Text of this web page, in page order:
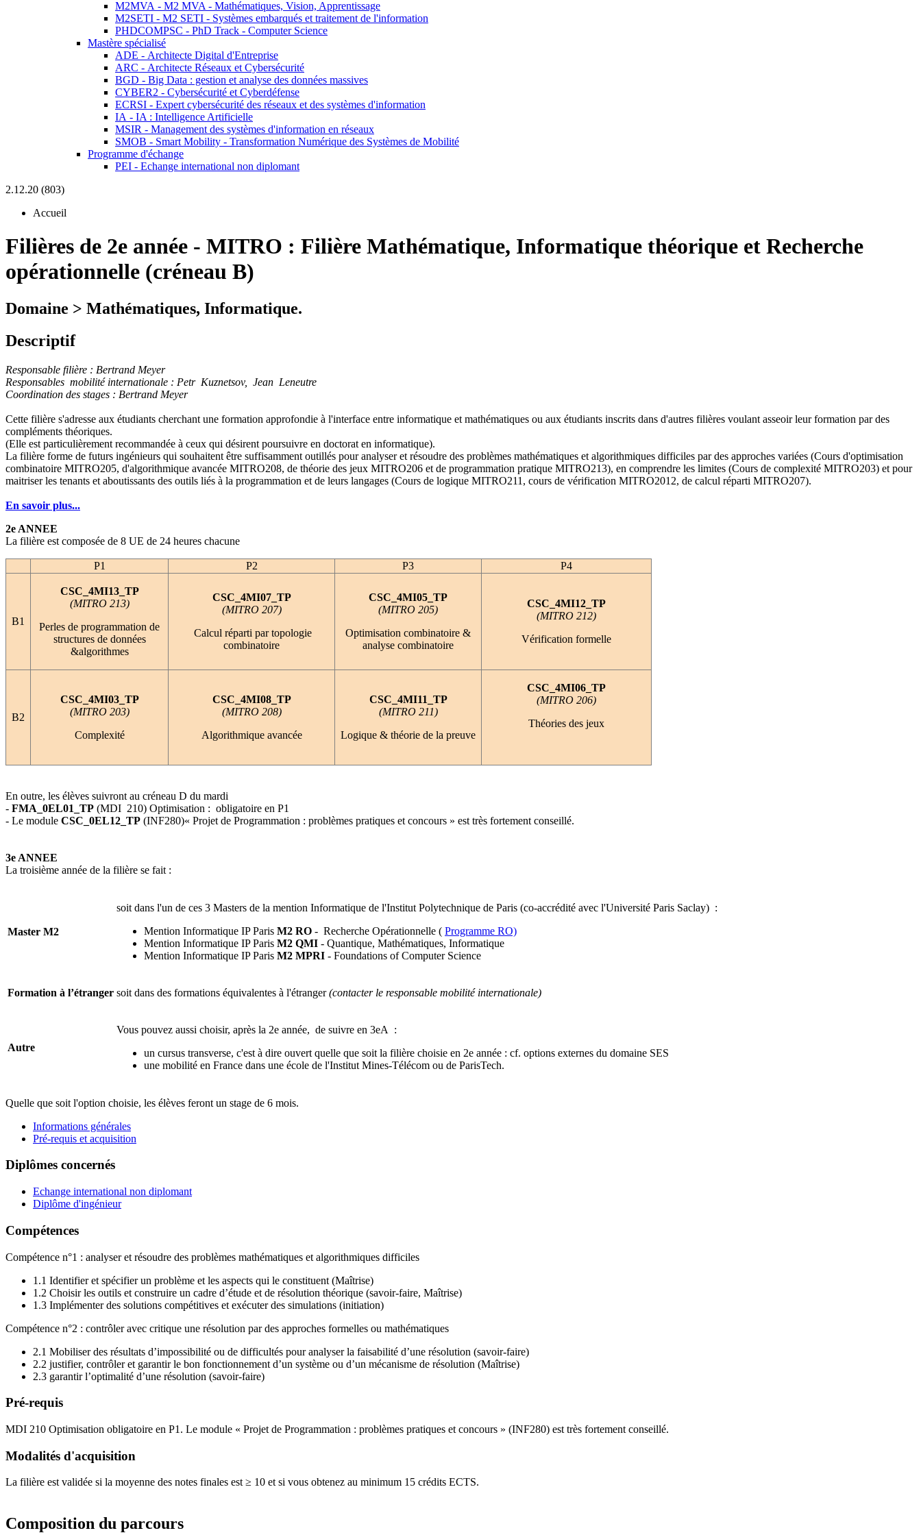
M2MVA - M2 MVA - Mathématiques, Vision, Apprentissage
M2SETI - M2 SETI - Systèmes embarqués et traitement de l'information
PHDCOMPSC - PhD Track - Computer Science
Mastère spécialisé
ADE - Architecte Digital d'Entreprise
ARC - Architecte Réseaux et Cybersécurité
BGD - Big Data : gestion et analyse des données massives
CYBER2 - Cybersécurité et Cyberdéfense
ECRSI - Expert cybersécurité des réseaux et des systèmes d'information
IA - IA : Intelligence Artificielle
MSIR - Management des systèmes d'information en réseaux
SMOB - Smart Mobility - Transformation Numérique des Systèmes de Mobilité
Programme d'échange
PEI - Echange international non diplomant
2.12.20 (803)
Accueil
Filières de 2e année - MITRO : Filière Mathématique, Informatique théorique et Recherche
opérationnelle (créneau B)
Domaine > Mathématiques, Informatique.
Descriptif
Responsable filière : Bertrand Meyer
Responsables mobilité internationale : Petr Kuznetsov, Jean Leneutre
Coordination des stages : Bertrand Meyer
Cette filière s'adresse aux étudiants cherchant une formation approfondie à l'interface entre informatique et mathématiques ou aux étudiants inscrits dans d'autres filières voulant asseoir leur formation par des
compléments théoriques.
(Elle est particulièrement recommandée à ceux qui désirent poursuivre en doctorat en informatique).
La filière forme de futurs ingénieurs qui souhaitent être suffisamment outillés pour analyser et résoudre des problèmes mathématiques et algorithmiques difficiles par des approches variées (Cours d'optimisation
combinatoire MITRO205, d'algorithmique avancée MITRO208, de théorie des jeux MITRO206 et de programmation pratique MITRO213), en comprendre les limites (Cours de complexité MITRO203) et pour
maitriser les tenants et aboutissants des outils liés à la programmation et de leurs langages (Cours de logique MITRO211, cours de vérification MITRO2012, de calcul réparti MITRO207).
En savoir plus...
2e ANNEE
La filière est composée de 8 UE de 24 heures chacune
P1 P2 P3 P4
B1
CSC_4MI13_TP
(MITRO 213)
Perles de programmation de
structures de données
&algorithmes
CSC_4MI07_TP
(MITRO 207)
Calcul réparti par topologie
combinatoire
CSC_4MI05_TP
(MITRO 205)
Optimisation combinatoire &
analyse combinatoire
CSC_4MI12_TP
(MITRO 212)
Vérification formelle
B2
CSC_4MI03_TP
(MITRO 203)
Complexité
CSC_4MI08_TP
(MITRO 208)
Algorithmique avancée
CSC_4MI11_TP
(MITRO 211)
Logique & théorie de la preuve
CSC_4MI06_TP
(MITRO 206)
Théories des jeux
En outre, les élèves suivront au créneau D du mardi
- FMA_0EL01_TP (MDI 210) Optimisation : obligatoire en P1
- Le module CSC_0EL12_TP (INF280)« Projet de Programmation : problèmes pratiques et concours » est très fortement conseillé.
3e ANNEE
La troisième année de la filière se fait :
Master M2
soit dans l'un de ces 3 Masters de la mention Informatique de l'Institut Polytechnique de Paris (co-accrédité avec l'Université Paris Saclay) :
Mention Informatique IP Paris M2 RO - Recherche Opérationnelle ( Programme RO)
Mention Informatique IP Paris M2 QMI - Quantique, Mathématiques, Informatique
Mention Informatique IP Paris M2 MPRI - Foundations of Computer Science
Formation à l’étranger soit dans des formations équivalentes à l'étranger(contacter le responsable mobilité internationale)
Autre
Vous pouvez aussi choisir, après la 2e année, de suivre en 3eA :
un cursus transverse, c'est à dire ouvert quelle que soit la filière choisie en 2e année : cf. options externes du domaine SES
une mobilité en France dans une école de l'Institut Mines-Télécom ou de ParisTech.
Quelle que soit l'option choisie, les élèves feront un stage de 6 mois.
Informations générales
Pré-requis et acquisition
Diplômes concernés
Echange international non diplomant
Diplôme d'ingénieur
Compétences
Compétence n°1 : analyser et résoudre des problèmes mathématiques et algorithmiques difficiles
1.1 Identifier et spécifier un problème et les aspects qui le constituent (Maîtrise)
1.2 Choisir les outils et construire un cadre d’étude et de résolution théorique (savoir-faire, Maîtrise)
1.3 Implémenter des solutions compétitives et exécuter des simulations (initiation)
Compétence n°2 : contrôler avec critique une résolution par des approches formelles ou mathématiques
2.1 Mobiliser des résultats d’impossibilité ou de difficultés pour analyser la faisabilité d’une résolution (savoir-faire)
2.2 justifier, contrôler et garantir le bon fonctionnement d’un système ou d’un mécanisme de résolution (Maîtrise)
2.3 garantir l’optimalité d’une résolution (savoir-faire)
Pré-requis
MDI 210 Optimisation obligatoire en P1. Le module « Projet de Programmation : problèmes pratiques et concours » (INF280) est très fortement conseillé.
Modalités d'acquisition
La filière est validée si la moyenne des notes finales est ≥ 10 et si vous obtenez au minimum 15 crédits ECTS.
Composition du parcours